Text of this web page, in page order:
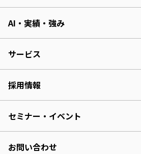
AI・実績・強み
サービス
採用情報
セミナー・イベント
お問い合わせ